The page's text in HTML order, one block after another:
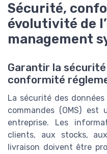
Sécurité,
évolutivité de
management
Garantir la
conformité
La sécurité des
commandes (OMS)
entreprise. Les
clients, aux stocks,
livraison doivent être